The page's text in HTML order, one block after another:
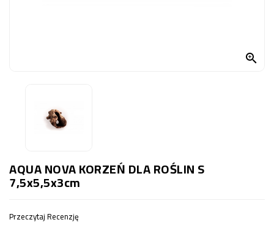

AQUA NOVA KORZEŃ DLA ROŚLIN S
7,5x5,5x3cm
Przeczytaj Recenzję